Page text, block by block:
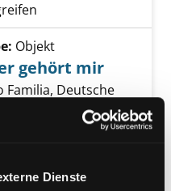
Dienste
Mein Körper gehört
Objekt
gehört mir
Familia, Deutsche
Sexualberatung und
/ Ortsverband
Don Bosco-Verl.